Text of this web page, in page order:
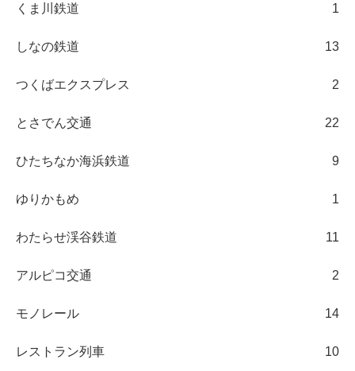
くま川鉄道 1
しなの鉄道 13
つくばエクスプレス 2
とさでん交通 22
ひたちなか海浜鉄道 9
ゆりかもめ 1
わたらせ渓谷鉄道 11
アルピコ交通 2
モノレール 14
レストラン列車 10